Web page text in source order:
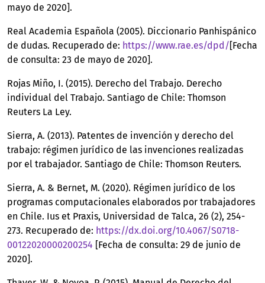
mayo de 2020].
Real Academia Española (2005). Diccionario Panhispánico
de dudas. Recuperado de: https://www.rae.es/dpd/[Fecha
de consulta: 23 de mayo de 2020].
Rojas Miño, I. (2015). Derecho del Trabajo. Derecho
individual del Trabajo. Santiago de Chile: Thomson
Reuters La Ley.
Sierra, A. (2013). Patentes de invención y derecho del
trabajo: régimen jurídico de las invenciones realizadas
por el trabajador. Santiago de Chile: Thomson Reuters.
Sierra, A. & Bernet, M. (2020). Régimen jurídico de los
programas computacionales elaborados por trabajadores
en Chile. Ius et Praxis, Universidad de Talca, 26 (2), 254-
273. Recuperado de: https://dx.doi.org/10.4067/S0718-
00122020000200254 [Fecha de consulta: 29 de junio de
2020].